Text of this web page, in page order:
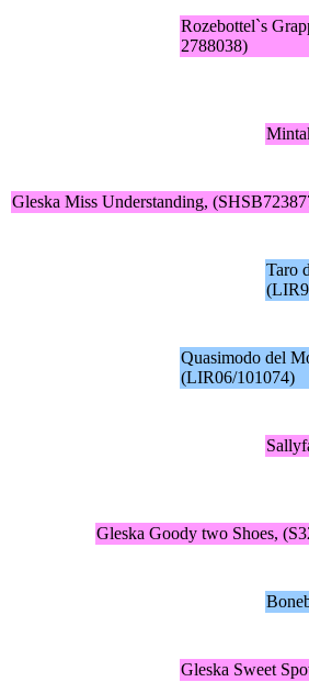
Rozebottel`s
2788038)
Gleska Miss Understanding,
Taro
Quasimodo del
(LIR06/101074)
Gleska Goody two Shoes,
Gleska Sweet